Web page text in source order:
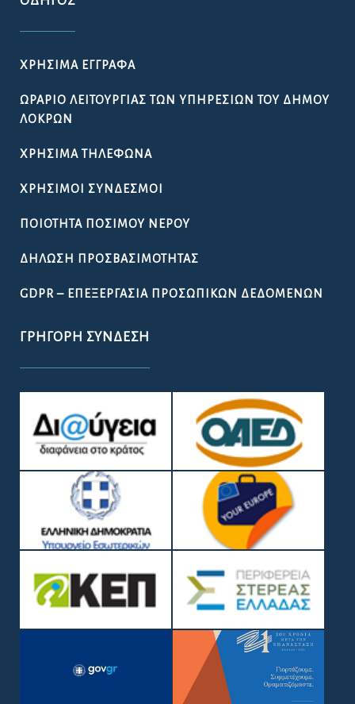
ΧΡΉΣΙΜΑ ΈΓΓΡΑΦΑ
ΩΡΆΡΙΟ ΛΕΙΤΟΥΡΓΊΑΣ ΤΩΝ ΥΠΗΡΕΣΙΏΝ ΤΟΥ ΔΉΜΟΥ
ΛΟΚΡΏΝ
ΧΡΉΣΙΜΑ ΤΗΛΈΦΩΝΑ
ΧΡΉΣΙΜΟΙ ΣΎΝΔΕΣΜΟΙ
ΠΟΙΌΤΗΤΑ ΠΌΣΙΜΟΥ ΝΕΡΟΎ
ΔΉΛΩΣΗ ΠΡΟΣΒΑΣΙΜΌΤΗΤΑΣ
GDPR – ΕΠΕΞΕΡΓΑΣΙΑ ΠΡΟΣΩΠΙΚΩΝ ΔΕΔΟΜΕΝΩΝ
ΓΡΉΓΟΡΗ ΣΎΝΔΕΣΗ